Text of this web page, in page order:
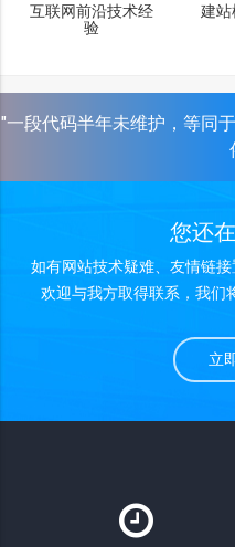
互联网前沿技术经
验
建站
"一段代码半年未维护，等同
您还
如有网站技术疑难、友情链
欢迎与我方取得联系，我们
立